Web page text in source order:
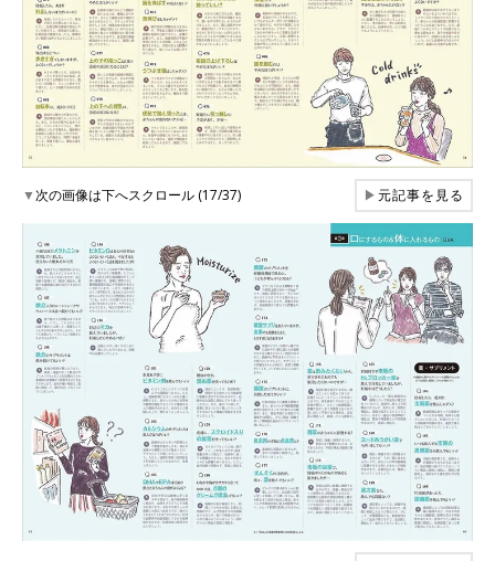
▼次の画像は下へスクロール (17/37) ▶元記事を見る